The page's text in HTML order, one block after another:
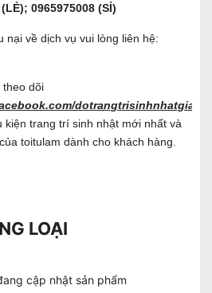
0965975008 (SỈ)
nại về dịch vụ vui lòng liên hệ:
theo dõi
dotrangtrisinhnhatgiare/
kiện trang trí sinh nhật mới nhất và
toitulam dành cho khách hàng.
LOẠI
cập nhật sản phẩm